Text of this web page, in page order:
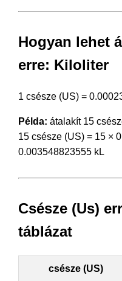
Hogyan lehet
erre: Kiloliter
1 csésze (US) =
Példa: átalakít 15
15 csésze (US) = 15 ×
0.003548823555 kL
Csésze (Us)
táblázat
csésze (US)